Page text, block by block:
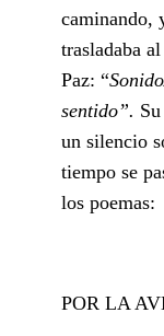
caminando,
trasladaba
Paz: “
sentido”.
un silencio
tiempo se
los poemas:
POR LA